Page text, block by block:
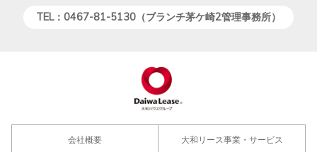
TEL：0467-81-5130（ブランチ茅ケ崎2管理事務所）
会社概要 大和リース事業・サービス